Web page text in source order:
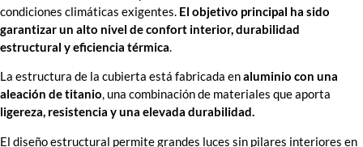
condiciones climáticas exigentes. El objetivo principal ha sido
garantizar un alto nivel de confort interior, durabilidad
estructural y eficiencia térmica.
La estructura de la cubierta está fabricada enaluminio con una
aleación de titanio, una combinación de materiales que aporta
ligereza, resistencia y una elevada durabilidad.
El diseño estructural permite grandes luces sin pilares interiores en